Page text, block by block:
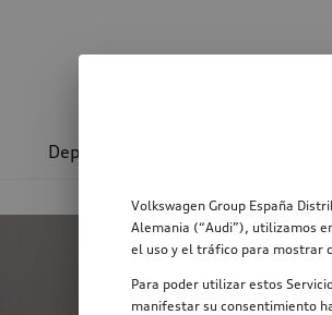
Deporte y diseño
Image Teaser
Volkswagen Group España
Alemania (“Audi”), utilizamos
el uso y el tráfico para mostrar
Para poder utilizar estos
manifestar su consentimiento